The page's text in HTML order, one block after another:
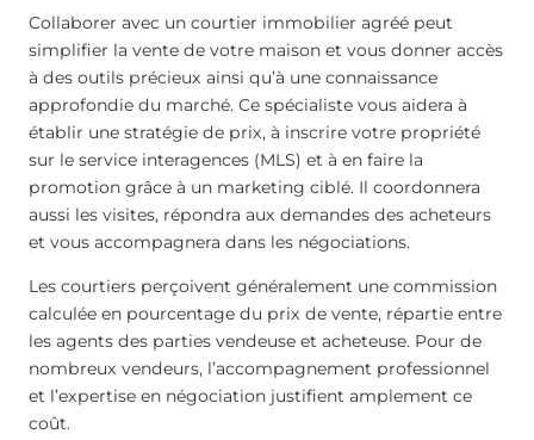
Collaborer avec un courtier immobilier agréé peut
simplifier la vente de votre maison et vous donner accès
à des outils précieux ainsi qu’à une connaissance
approfondie du marché. Ce spécialiste vous aidera à
établir une stratégie de prix, à inscrire votre propriété
sur le service interagences (MLS) et à en faire la
promotion grâce à un marketing ciblé. Il coordonnera
aussi les visites, répondra aux demandes des acheteurs
et vous accompagnera dans les négociations.
Les courtiers perçoivent généralement une commission
calculée en pourcentage du prix de vente, répartie entre
les agents des parties vendeuse et acheteuse. Pour de
nombreux vendeurs, l’accompagnement professionnel
et l’expertise en négociation justifient amplement ce
coût.